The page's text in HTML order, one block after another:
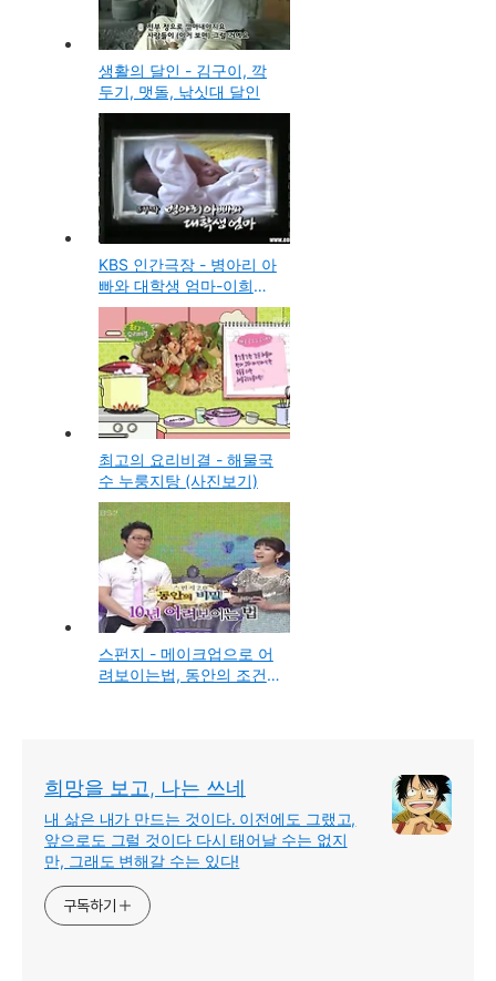
생활의 달인 - 김구이, 깍
두기, 맷돌, 낚싯대 달인
KBS 인간극장 - 병아리 아
빠와 대학생 엄마-이희홍,
김보민부부의 이야기
최고의 요리비결 - 해물국
수 누룽지탕 (사진보기)
스펀지 - 메이크업으로 어
려보이는법, 동안의 조건
희망을 보고, 나는 쓰네
내 삶은 내가 만드는 것이다. 이전에도 그랬고,
앞으로도 그럴 것이다 다시 태어날 수는 없지
만, 그래도 변해갈 수는 있다!
구독하기